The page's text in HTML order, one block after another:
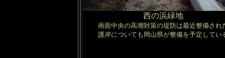
西の浜緑地
画面中央の高潮対策の堤防は最近整備され
護岸についても岡山県が整備を予定してい